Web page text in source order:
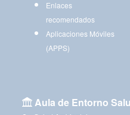
Enlaces
recomendados
Aplicaciones Móviles
(APPS)
Aula de Entorno